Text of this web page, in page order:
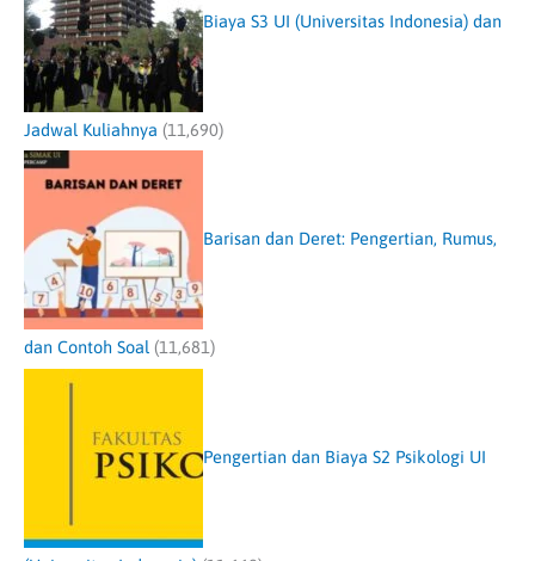
Biaya S3 UI (Universitas Indonesia) dan
Jadwal Kuliahnya (11,690)
Barisan dan Deret: Pengertian, Rumus,
dan Contoh Soal (11,681)
Pengertian dan Biaya S2 Psikologi UI